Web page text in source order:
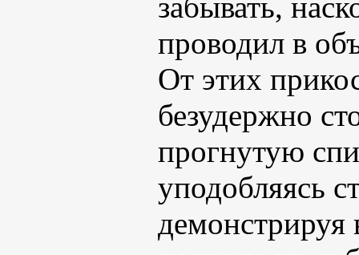
проводил в
От этих
безудержно
прогнутую
уподобляясь